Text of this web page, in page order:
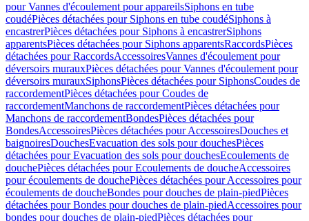
pour Vannes d'écoulement pour appareilsSiphons en tube
coudéPièces détachées pour Siphons en tube coudéSiphons à
encastrerPièces détachées pour Siphons à encastrerSiphons
apparentsPièces détachées pour Siphons apparentsRaccordsPièces
détachées pour RaccordsAccessoiresVannes d'écoulement pour
déversoirs murauxPièces détachées pour Vannes d'écoulement pour
déversoirs murauxSiphonsPièces détachées pour SiphonsCoudes de
raccordementPièces détachées pour Coudes de
raccordementManchons de raccordementPièces détachées pour
Manchons de raccordementBondesPièces détachées pour
BondesAccessoiresPièces détachées pour AccessoiresDouches et
baignoiresDouchesEvacuation des sols pour douchesPièces
détachées pour Evacuation des sols pour douchesEcoulements de
douchePièces détachées pour Ecoulements de doucheAccessoires
pour écoulements de douchePièces détachées pour Accessoires pour
écoulements de doucheBondes pour douches de plain-piedPièces
détachées pour Bondes pour douches de plain-piedAccessoires pour
bondes pour douches de plain-piedPièces détachées pour